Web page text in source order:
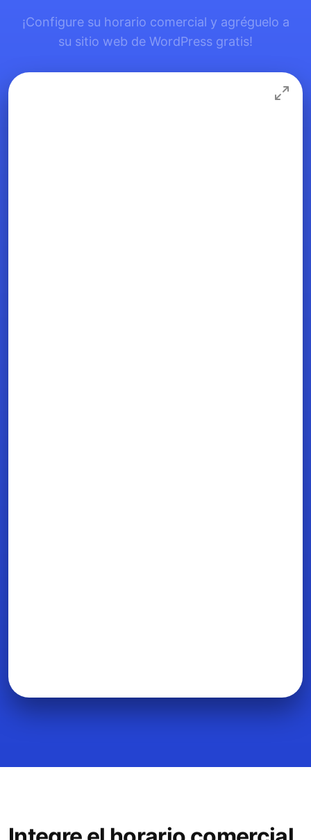
¡Configure su horario comercial y agréguelo a
su sitio web de WordPress gratis!